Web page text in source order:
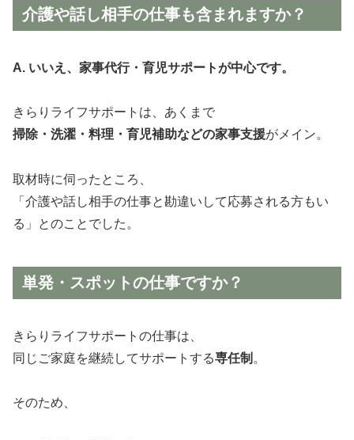
介護や話し相手の仕事も含まれますか？
A. いいえ、家事代行・育児サポートが中心です。
きらりライフサポートは、あくまで
掃除・洗濯・料理・育児補助などの家事支援がメイン。
取材時に伺ったところ、
「介護や話し相手の仕事と勘違いして応募される方もい
る」とのことでした。
単発・スポットの仕事ですか？
きらりライフサポートの仕事は、
同じご家庭を継続してサポートする専任制 。
そのため、